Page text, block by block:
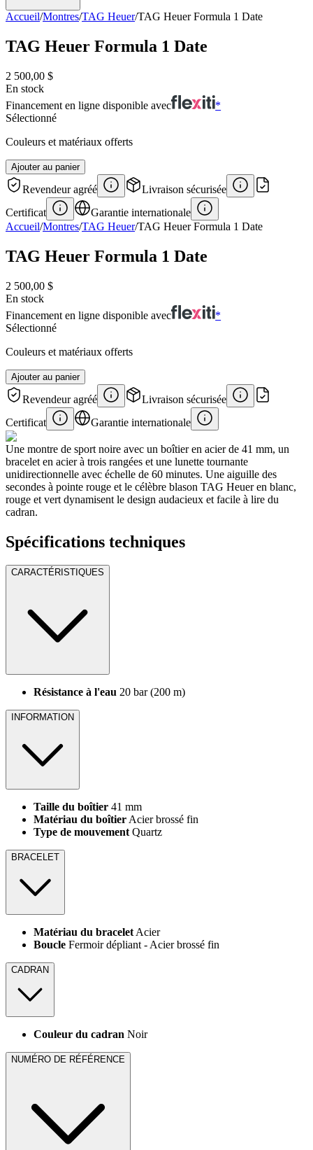
Accueil/Montres/TAG Heuer/TAG Heuer Formula 1 Date
TAG Heuer Formula 1 Date
2 500,00 $
En stock
Financement en ligne disponible avec
*
Sélectionné
Couleurs et matériaux offerts
Ajouter au panier
Revendeur agréé
Livraison sécurisée
Certificat
Garantie internationale
Accueil/Montres/TAG Heuer/TAG Heuer Formula 1 Date
TAG Heuer Formula 1 Date
2 500,00 $
En stock
Financement en ligne disponible avec
*
Sélectionné
Couleurs et matériaux offerts
Ajouter au panier
Revendeur agréé
Livraison sécurisée
Certificat
Garantie internationale
Une montre de sport noire avec un boîtier en acier de 41 mm, un
bracelet en acier à trois rangées et une lunette tournante
unidirectionnelle avec échelle de 60 minutes. Une aiguille des
secondes à pointe rouge et le célèbre blason TAG Heuer en blanc,
rouge et vert dynamisent le design audacieux et facile à lire du
cadran.
Spécifications techniques
CARACTÉRISTIQUES
Résistance à l'eau 20 bar (200 m)
INFORMATION
Taille du boîtier 41 mm
Matériau du boîtierAcier brossé fin
Type de mouvementQuartz
BRACELET
Matériau du braceletAcier
Boucle Fermoir dépliant - Acier brossé fin
CADRAN
Couleur du cadran Noir
NUMÉRO DE RÉFÉRENCE